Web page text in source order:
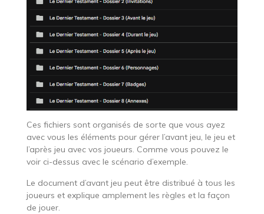
Ces fichiers sont organisés de sorte que vous ayez
avec vous les éléments pour gérer l’avant jeu, le jeu et
l’après jeu avec vos joueurs. Comme vous pouvez le
voir ci-dessus avec le scénario d’exemple.
Le document d’avant jeu peut être distribué à tous les
joueurs et explique amplement les règles et la façon
de jouer.